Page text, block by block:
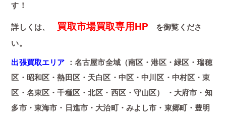
す！
詳しくは、 買取市場買取専用HP を御覧くださ
い。
出張買取エリア ：名古屋市全域（南区・港区・緑区・瑞穂
区・昭和区・熱田区・天白区・中区・中川区・中村区・東
区・名東区・千種区・北区・西区・守山区） ・大府市・知
多市・東海市・日進市・大治町・みよし市・東郷町・豊明